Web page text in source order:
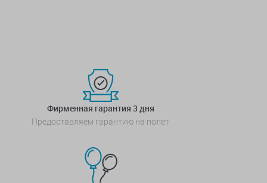
Фирменная гарантия 3 дня
Предоставляем гарантию на полет